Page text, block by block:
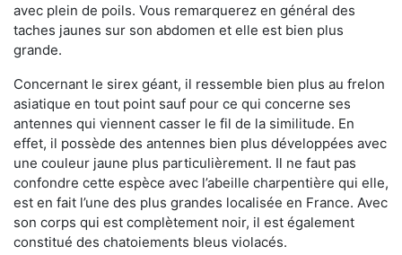
avec plein de poils. Vous remarquerez en général des
taches jaunes sur son abdomen et elle est bien plus
grande.
Concernant le sirex géant, il ressemble bien plus au frelon
asiatique en tout point sauf pour ce qui concerne ses
antennes qui viennent casser le fil de la similitude. En
effet, il possède des antennes bien plus développées avec
une couleur jaune plus particulièrement. Il ne faut pas
confondre cette espèce avec l’abeille charpentière qui elle,
est en fait l’une des plus grandes localisée en France. Avec
son corps qui est complètement noir, il est également
constitué des chatoiements bleus violacés.